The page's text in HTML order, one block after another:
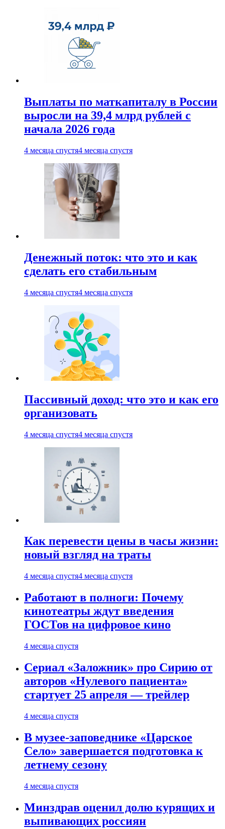
Выплаты по маткапиталу в России
выросли на 39,4 млрд рублей с
начала 2026 года
4 месяца спустя4 месяца спустя
Денежный поток: что это и как
сделать его стабильным
4 месяца спустя4 месяца спустя
Пассивный доход: что это и как его
организовать
4 месяца спустя4 месяца спустя
Как перевести цены в часы жизни:
новый взгляд на траты
4 месяца спустя4 месяца спустя
Работают в полноги: Почему
кинотеатры ждут введения
ГОСТов на цифровое кино
4 месяца спустя
Сериал «Заложник» про Сирию от
авторов «Нулевого пациента»
стартует 25 апреля — трейлер
4 месяца спустя
В музее-заповеднике «Царское
Село» завершается подготовка к
летнему сезону
4 месяца спустя
Минздрав оценил долю курящих и
выпивающих россиян